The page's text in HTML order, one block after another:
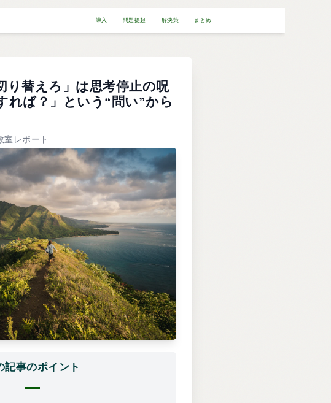
導入 問題提起 解決策 まとめ
り替えろ」は思考停止の呪
れば？」という“問い”から
レポート
記事のポイント